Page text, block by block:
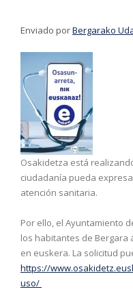
Enviado porBergarako
Osakidetza está
ciudadanía pueda
atención sanitaria.
Por ello, el Ayuntamiento
los habitantes de Bergara
en euskera. La solicitud
https://
uso/